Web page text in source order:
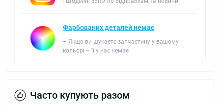
Фарбованих деталей немає
– Якщо ви шукаєте запчастину у вашому
кольорі – її у нас немає
Часто купують разом